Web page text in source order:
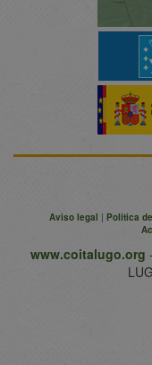
Aviso legal | Política
www.coitalugo.org